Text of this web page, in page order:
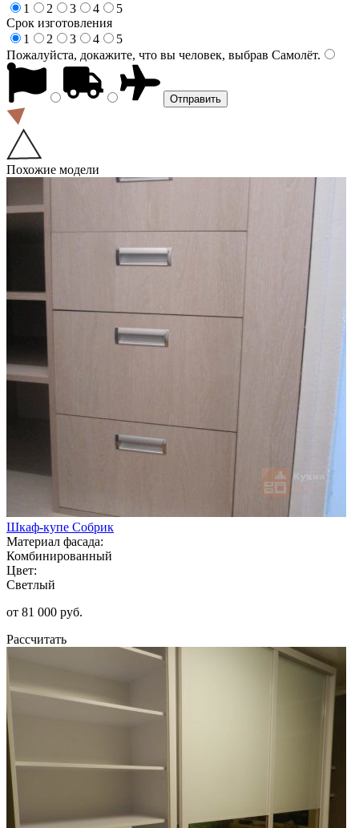
1
2 3 4
5
Срок изготовления
1
2 3 4
5
Пожалуйста, докажите, что вы человек, выбрав Самолёт.
Похожие модели
Шкаф-купе Собрик
Материал фасада:
Комбинированный
Цвет:
Светлый
от 81 000 руб.
Рассчитать